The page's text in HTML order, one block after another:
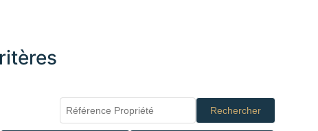
Rechercher